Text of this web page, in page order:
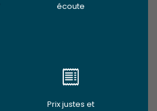
écoute
Prix justes et